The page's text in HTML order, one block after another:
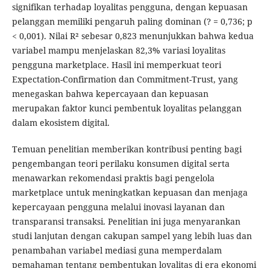
signifikan terhadap loyalitas pengguna, dengan kepuasan
pelanggan memiliki pengaruh paling dominan (? = 0,736; p
< 0,001). Nilai R² sebesar 0,823 menunjukkan bahwa kedua
variabel mampu menjelaskan 82,3% variasi loyalitas
pengguna marketplace. Hasil ini memperkuat teori
Expectation-Confirmation dan Commitment-Trust, yang
menegaskan bahwa kepercayaan dan kepuasan
merupakan faktor kunci pembentuk loyalitas pelanggan
dalam ekosistem digital.
Temuan penelitian memberikan kontribusi penting bagi
pengembangan teori perilaku konsumen digital serta
menawarkan rekomendasi praktis bagi pengelola
marketplace untuk meningkatkan kepuasan dan menjaga
kepercayaan pengguna melalui inovasi layanan dan
transparansi transaksi. Penelitian ini juga menyarankan
studi lanjutan dengan cakupan sampel yang lebih luas dan
penambahan variabel mediasi guna memperdalam
pemahaman tentang pembentukan loyalitas di era ekonomi